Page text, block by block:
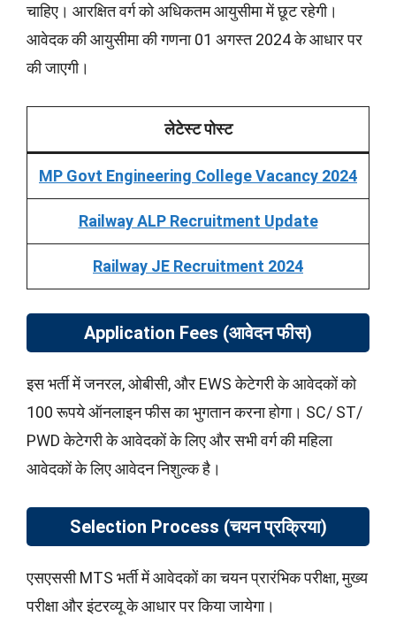
चाहिए। आरक्षित वर्ग को अधिकतम आयुसीमा में छूट रहेगी।
आवेदक की आयुसीमा की गणना 01 अगस्त 2024 के आधार पर
की जाएगी।
लेटेस्ट पोस्ट
MP Govt Engineering College Vacancy 2024
Railway ALP Recruitment Update
Railway JE Recruitment 2024
Application Fees (आवेदन फीस)
इस भर्ती में जनरल, ओबीसी, और EWS केटेगरी के आवेदकों को
100 रूपये ऑनलाइन फीस का भुगतान करना होगा। SC/ ST/
PWD केटेगरी के आवेदकों के लिए और सभी वर्ग की महिला
आवेदकों के लिए आवेदन निशुल्क है।
Selection Process (चयन प्रक्रिया)
एसएससी MTS भर्ती में आवेदकों का चयन प्रारंभिक परीक्षा, मुख्य
परीक्षा और इंटरव्यू के आधार पर किया जायेगा।